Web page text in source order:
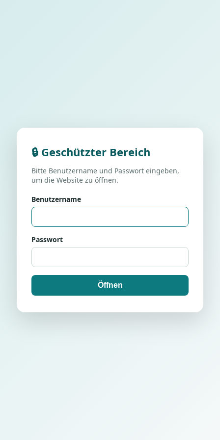
🔒 Geschützter Bereich
Bitte Benutzername und Passwort eingeben,
um die Website zu öffnen.
Benutzername
Passwort
Öffnen